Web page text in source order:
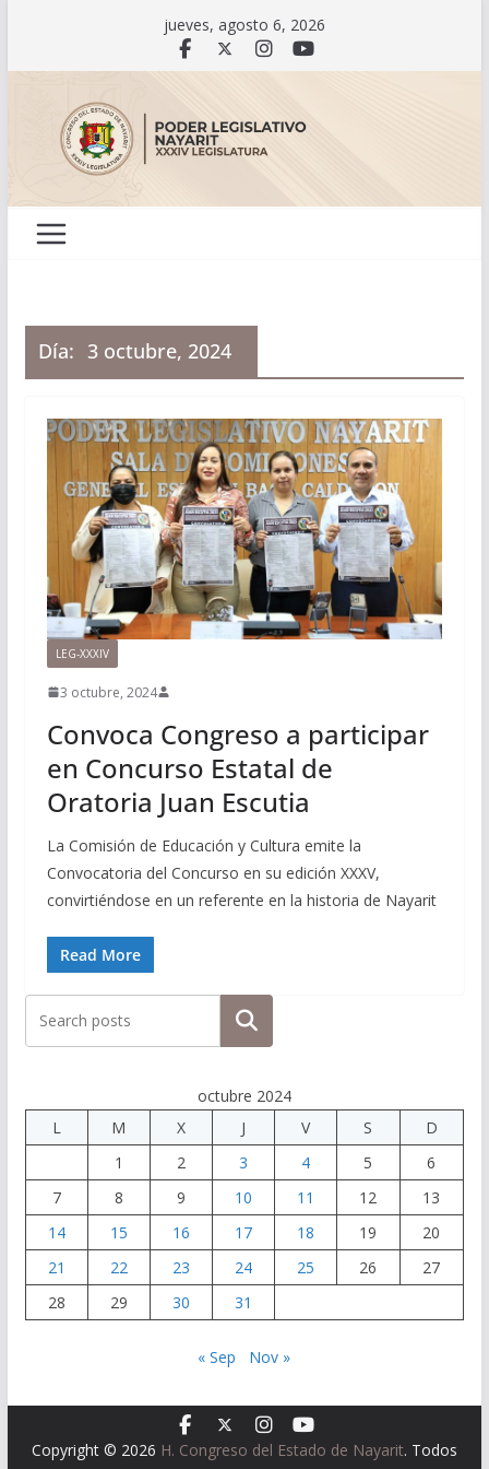
contenido
jueves, agosto 6, 2026
Día: 3 octubre, 2024
LEG-XXXIV
3 octubre, 2024
Convoca Congreso a participar
en Concurso Estatal de
Oratoria Juan Escutia
La Comisión de Educación y Cultura emite la
Convocatoria del Concurso en su edición XXXV,
convirtiéndose en un referente en la historia de Nayarit
Read More
Buscar
octubre 2024
L
M X J V S
D
1
2 3 4 5
6
7
8 9 10 11 12
13
14
15 16 17 18 19
20
21
22 23 24 25 26
27
28
29 30 31
« Sep Nov »
Copyright © 2026 H. Congreso del Estado de Nayarit. Todos